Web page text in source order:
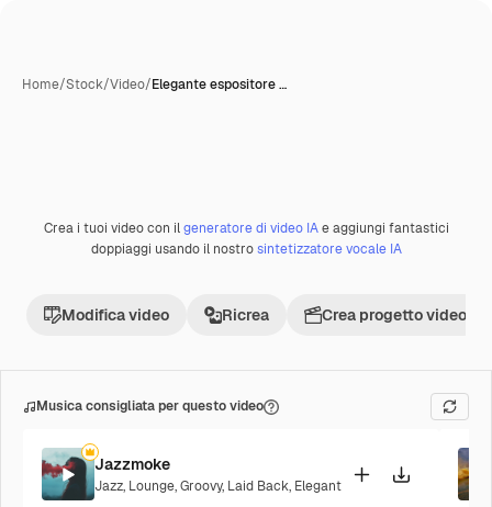
Home/Stock/Video/Elegante espositore …
Premium
Crea i tuoi video con ilgeneratore di video IAe aggiungi fantastici
doppiaggi usando il nostrosintetizzatore vocale IA
Modifica video Ricrea Crea progetto video
Musica consigliata per questo video
Jazzmoke
Jazz, Lounge,Groovy, Laid Back, Elegant